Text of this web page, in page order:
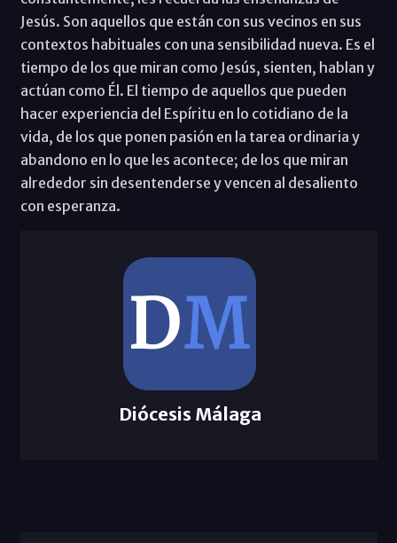
Jesús. Son aquellos que están con sus vecinos en sus
contextos habituales con una sensibilidad nueva. Es el
tiempo de los que miran como Jesús, sienten, hablan y
actúan como Él. El tiempo de aquellos que pueden
hacer experiencia del Espíritu en lo cotidiano de la
vida, de los que ponen pasión en la tarea ordinaria y
abandono en lo que les acontece; de los que miran
alrededor sin desentenderse y vencen al desaliento
con esperanza.
Diócesis Málaga